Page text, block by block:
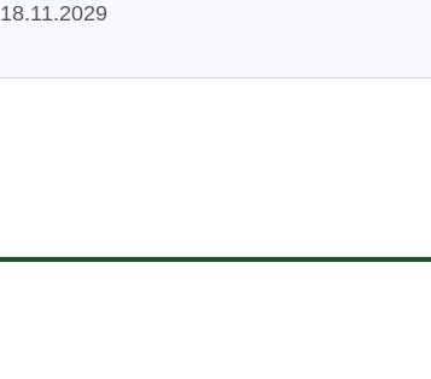
18.11.2029